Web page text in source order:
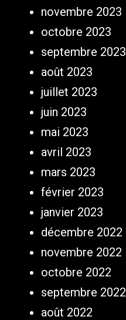
novembre 2023
octobre 2023
septembre 2023
août 2023
juillet 2023
juin 2023
mai 2023
avril 2023
mars 2023
février 2023
janvier 2023
décembre 2022
novembre 2022
octobre 2022
septembre 2022
août 2022